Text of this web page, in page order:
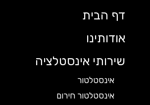
דף הבית
אודותינו
שירותי אינסטלציה
אינסטלטור
אינסטלטור חירום